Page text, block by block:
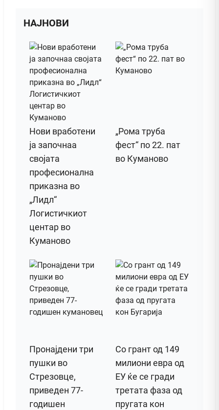
НАЈНОВИ
Нови вработени
ја започнаа
својата
професионална
приказна во
„Лидл“
Логистичкиот
центар во
Куманово
„Рома труба
фест“ по 22. пат
во Куманово
Пронајдени три
пушки во
Стрезовце,
приведен 77-
годишен
Со грант од 149
милиони евра од
ЕУ ќе се гради
третата фаза од
пругата кон